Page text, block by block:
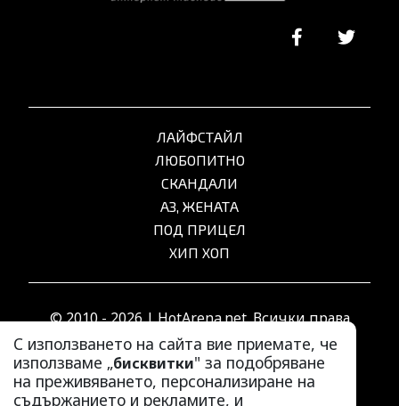
С използването на сайта вие приемате, че
използваме „бисквитки" за подобряване
на преживяването, персонализиране на
съдържанието и рекламите, и
ЛАЙФСТАЙЛ
ЛЮБОПИТНО
СКАНДАЛИ
АЗ, ЖЕНАТА
ПОД ПРИЦЕЛ
ХИП ХОП
© 2010 - 2026 | HotArena.net. Всички права
запазени.
РЕКЛАМА